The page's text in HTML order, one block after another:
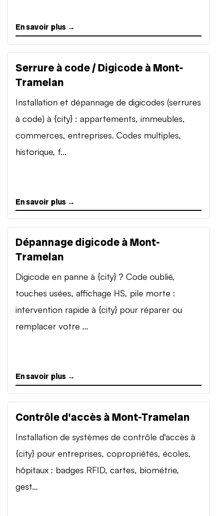
En savoir plus →
Serrure à code / Digicode à Mont-
Tramelan
Installation et dépannage de digicodes (serrures
à code) à {city} : appartements, immeubles,
commerces, entreprises. Codes multiples,
historique, f...
En savoir plus →
Dépannage digicode à Mont-
Tramelan
Digicode en panne à {city} ? Code oublié,
touches usées, affichage HS, pile morte :
intervention rapide à {city} pour réparer ou
remplacer votre ...
En savoir plus →
Contrôle d'accès à Mont-Tramelan
Installation de systèmes de contrôle d'accès à
{city} pour entreprises, copropriétés, écoles,
hôpitaux : badges RFID, cartes, biométrie,
gest...